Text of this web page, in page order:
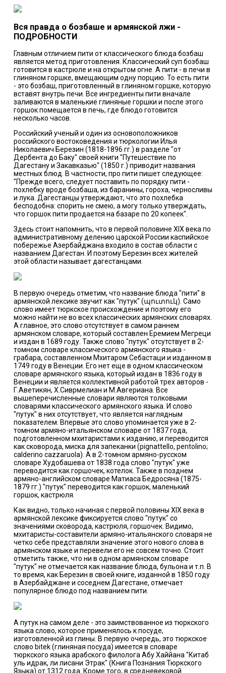
Вся правда о бозбаше и армянской лжи -
ПОДРОБНОСТИ
Главным отличием пити от классического блюда бозбаш
является метод приготовления. Классический суп бозбаш
готовится в кастрюле и на открытом огне. А пити - в печи в
глиняном горшке, вмещающим одну порцию. То есть пити
- это бозбаш, приготовленный в глиняном горшке, которую
вставят внутрь печи. Все ингредиенты пити вначале
заливаются в маленькие глиняные горшки и после этого
горшок помещается в печь, где блюдо готовится
несколько часов.
Российский ученый и один из основоположников
российского востоковедения и тюркологии Илья
Николаевич Березин (1818-1896 гг.) в разделе "от
Дербента до Баку" своей книги "Путешествие по
Дагестану и Закавказью" (1850 г.) приводит названия
местных блюд. В частности, про пити пишет следующее:
"Прежде всего, следует поставить по порядку пити -
похлебку вроде бозбаша, из баранины, гороха, черносливы
и лука. Дагестанцы утверждают, что это похлебка
бесподобна: спорить не смею, а могу только утверждать,
что горшок пити продается на базаре по 20 копеек".
Здесь стоит напомнить, что в первой половине ХIX века по
административному делению царской России каспийское
побережье Азербайджана входило в состав области с
названием Дагестан. И поэтому Березин всех жителей
этой области называет дагестанцами.
В первую очередь отметим, что название блюда "пити" в
армянской лексике звучит как "путук" (պուտուկ). Само
слово имеет тюркское происхождение и поэтому его
можно найти не во всех классических армянских словарях.
А главное, это слово отсутствует в самом раннем
армянском словаре, который составлен Еремием Мегреци
и издан в 1689 году. Также слово "путук" отсутствует в 2-
томном словаре классического армянского языка -
грабара, составленном Мхитаром Себастаци и изданном в
1749 году в Венеции. Его нет еще в одном классическом
словаре армянского языка, который издан в 1836 году в
Венеции и является коллективной работой трех авторов -
Г.Аветикян, Х.Сиврмелиан и М.Авгериана. Все
вышеперечисленные словари являются толковыми
словарями классического армянского языка. И слово
"путук" в них отсутствует, что является наглядным
показателем. Впервые это слово упоминается уже в 2-
томном армяно-итальянском словаре от 1837 года,
подготовленном мхитаристами к изданию, и переводится
как сковорода, миска для запеканки (pignattello, pentolino;
calderino cazzaruola). А в 2-томном армяно-русском
словаре Худобашева от 1838 года слово "путук" уже
переводится как горшочек, котелок. Также в позднем
армяно-английском словаре Матиаса Бедросяна (1875-
1879 гг.) "путук" переводится как горшок, маленький
горшок, кастрюля.
Как видно, только начиная с первой половины ХIX века в
армянской лексике фиксируется слово "путук" со
значениями сковорода, кастрюля, горшочек. Видимо,
мхитаристы-составители армяно-итальянского словаря не
четко себе представляли значение этого нового слова в
армянском языке и перевели его не совсем точно. Стоит
отметить также, что ни в одном армянском словаре
"путук" не отмечается как название блюда, бульона и т.п. В
то время, как Березин в своей книге, изданной в 1850 году
в Азербайджане и соседнем Дагестане, отмечает
популярное блюдо под названием пити.
А путук на самом деле - это заимствованное из тюркского
языка слово, которое применялось к посуде,
изготовленной из глины. В первую очередь, это тюркское
слово bitek (глиняная посуда) имеется в словаре
тюркского языка арабского филолога Абу Хаййана "Китаб
уль идрак, ли лисани Этрак" (Книга Познания Тюркского
Языка) от 1312 года. Кроме того, в средневековой